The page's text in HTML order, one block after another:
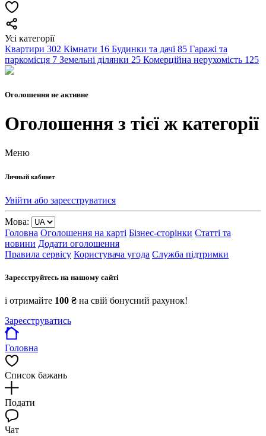
Усі категорії
Квартири 302 Кімнати 16 Будинки та дачі 85 Гаражі та
паркомісця 7 Земельні ділянки 25 Комерційна нерухомість 125
Оголошення не активне
Оголошення з тієї ж категорії
Меню
Личный кабинет
Увійти або зареєструватися
Мова:
Головна Оголошення на карті Бізнес-сторінки Статті та
новини Додати оголошення
Правила сервісу Користувача угода Служба підтримки
Зареєструйтесь на нашому сайті
і отримайте 100 ₴ на свій бонусний рахунок!
Зареєструватись
Головна
Список бажань
Подати
Чат